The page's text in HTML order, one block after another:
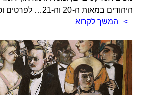
היהודים במאות ה-20 וה-21… לפרטים וכרטיסים >>>
המשך לקרוא